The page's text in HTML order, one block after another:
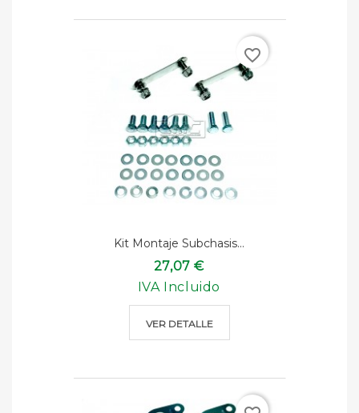
Kit Montaje Subchasis...
27,07 €
IVA Incluido
VER DETALLE
favorite_border